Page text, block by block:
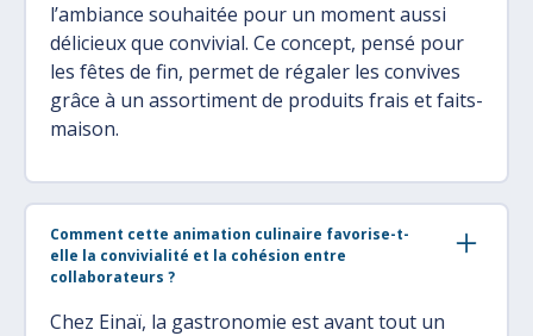
l’ambiance souhaitée pour un moment aussi
délicieux que convivial. Ce concept, pensé pour
les fêtes de fin, permet de régaler les convives
grâce à un assortiment de produits frais et faits-
maison.
Comment cette animation culinaire favorise-t-
elle la convivialité et la cohésion entre
collaborateurs ?
Chez Einaï, la gastronomie est avant tout un